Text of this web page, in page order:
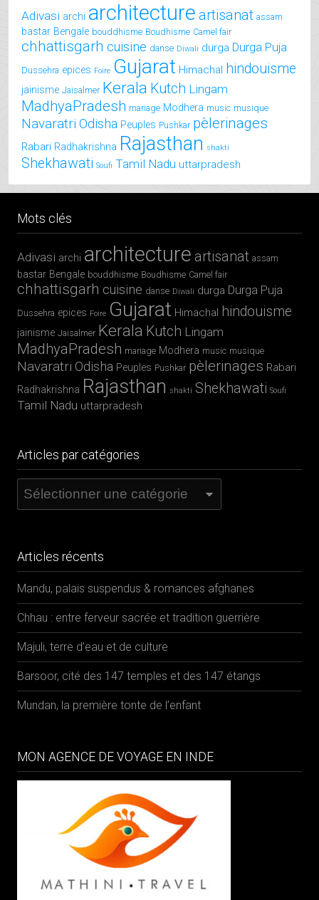
Adivasi archi architecture artisanat assam
bastar Bengale bouddhisme Boudhisme Camel fair
chhattisgarh cuisine danse Diwali durga Durga Puja
Dussehra epices Foire Gujarat Himachal hindouisme
jainisme Jaisalmer Kerala Kutch Lingam
MadhyaPradesh mariage Modhera music musique
Navaratri Odisha Peuples Pushkar pèlerinages
Rabari Radhakrishna Rajasthan shakti
Shekhawati Soufi Tamil Nadu uttarpradesh
Mots clés
Adivasi archi architecture artisanat assam
bastar Bengale bouddhisme Boudhisme Camel fair
chhattisgarh cuisine danse Diwali durga Durga Puja
Dussehra epices Foire Gujarat Himachal hindouisme
jainisme Jaisalmer Kerala Kutch Lingam
MadhyaPradesh mariage Modhera music musique
Navaratri Odisha Peuples Pushkar pèlerinages Rabari
Radhakrishna Rajasthan shakti Shekhawati Soufi
Tamil Nadu uttarpradesh
Articles par catégories
Articles
par
Articles récents
Mandu, palais suspendus & romances afghanes
Chhau : entre ferveur sacrée et tradition guerrière
Majuli, terre d’eau et de culture
Barsoor, cité des 147 temples et des 147 étangs
Mundan, la première tonte de l’enfant
MON AGENCE DE VOYAGE EN INDE